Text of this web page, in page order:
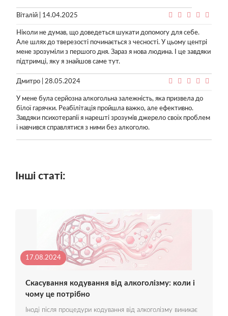
Віталій | 14.04.2025
Ніколи не думав, що доведеться шукати допомогу для себе.
Але шлях до тверезості починається з чесності. У цьому центрі
мене зрозуміли з першого дня. Зараз я нова людина. І це завдяки
підтримці, яку я знайшов саме тут.
Дмитро | 28.05.2024
У мене була серйозна алкогольна залежність, яка призвела до
білої гарячки. Реабілітація пройшла важко, але ефективно.
Завдяки психотерапії я нарешті зрозумів джерело своїх проблем
і навчився справлятися з ними без алкоголю.
Інші статі:
17.08.2024
Скасування кодування від алкоголізму: коли і
чому це потрібно
Іноді після процедури кодування від алкоголізму виникає